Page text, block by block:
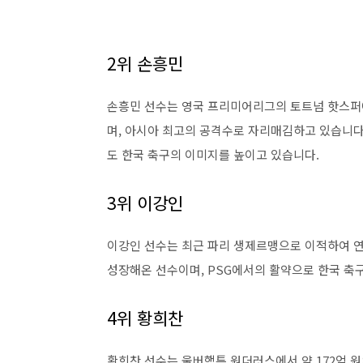
2위 손흥민
손흥민 선수는 영국 프리미어리그의 토트넘 핫스
며, 아시아 최고의 공격수로 자리매김하고 있습니
도 한국 축구의 이미지를 높이고 있습니다.
3위 이강인
이강인 선수는 최근 파리 생제르맹으로 이적하여
성장해온 선수이며, PSG에서의 활약으로 한국 축
4위 황희찬